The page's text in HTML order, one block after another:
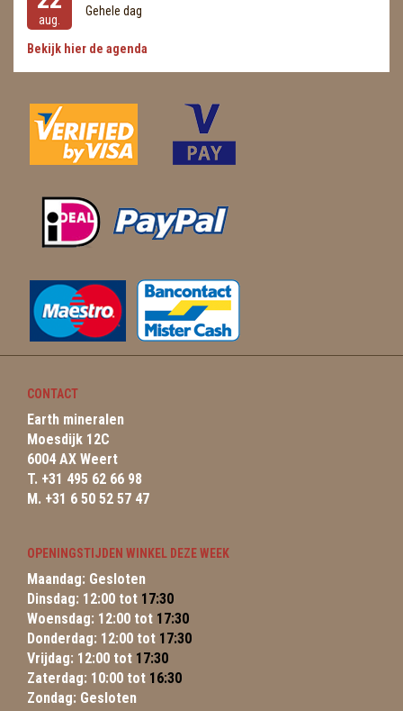
aug.
Gehele dag
Bekijk hier de agenda
CONTACT
Earth mineralen
Moesdijk 12C
6004 AX Weert
T. +31 495 62 66 98
M. +31 6 50 52 57 47
OPENINGSTIJDEN WINKEL DEZE WEEK
Maandag: Gesloten
Dinsdag: 12:00 tot 17:30
Woensdag: 12:00 tot 17:30
Donderdag: 12:00 tot 17:30
Vrijdag: 12:00 tot 17:30
Zaterdag: 10:00 tot 16:30
Zondag: Gesloten